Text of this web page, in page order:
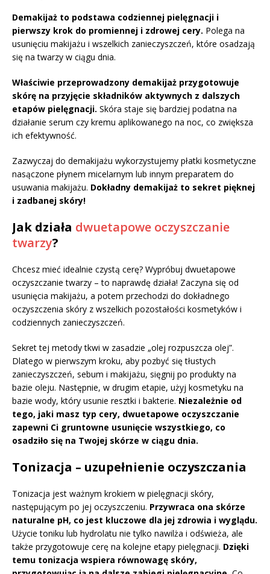
Demakijaż to podstawa codziennej pielęgnacji i
pierwszy krok do promiennej i zdrowej cery. Polega na
usunięciu makijażu i wszelkich zanieczyszczeń, które osadzają
się na twarzy w ciągu dnia.
Właściwie przeprowadzony demakijaż przygotowuje
skórę na przyjęcie składników aktywnych z dalszych
etapów pielęgnacji. Skóra staje się bardziej podatna na
działanie serum czy kremu aplikowanego na noc, co zwiększa
ich efektywność.
Zazwyczaj do demakijażu wykorzystujemy płatki kosmetyczne
nasączone płynem micelarnym lub innym preparatem do
usuwania makijażu. Dokładny demakijaż to sekret pięknej
i zadbanej skóry!
Jak działa dwuetapowe oczyszczanie
twarzy?
Chcesz mieć idealnie czystą cerę? Wypróbuj dwuetapowe
oczyszczanie twarzy – to naprawdę działa! Zaczyna się od
usunięcia makijażu, a potem przechodzi do dokładnego
oczyszczenia skóry z wszelkich pozostałości kosmetyków i
codziennych zanieczyszczeń.
Sekret tej metody tkwi w zasadzie „olej rozpuszcza olej”.
Dlatego w pierwszym kroku, aby pozbyć się tłustych
zanieczyszczeń, sebum i makijażu, sięgnij po produkty na
bazie oleju. Następnie, w drugim etapie, użyj kosmetyku na
bazie wody, który usunie resztki i bakterie. Niezależnie od
tego, jaki masz typ cery, dwuetapowe oczyszczanie
zapewni Ci gruntowne usunięcie wszystkiego, co
osadziło się na Twojej skórze w ciągu dnia.
Tonizacja – uzupełnienie oczyszczania
Tonizacja jest ważnym krokiem w pielęgnacji skóry,
następującym po jej oczyszczeniu. Przywraca ona skórze
naturalne pH, co jest kluczowe dla jej zdrowia i wyglądu.
Użycie toniku lub hydrolatu nie tylko nawilża i odświeża, ale
także przygotowuje cerę na kolejne etapy pielęgnacji. Dzięki
temu tonizacja wspiera równowagę skóry,